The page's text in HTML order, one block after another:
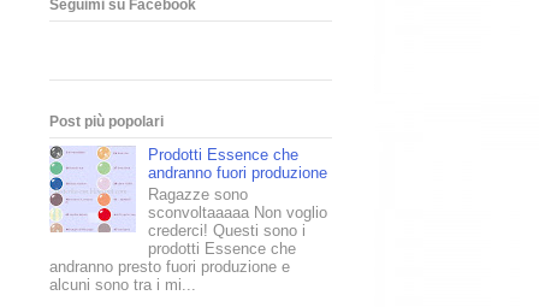
Seguimi su Facebook
Post più popolari
Prodotti Essence che
andranno fuori produzione
Ragazze sono
sconvoltaaaaa Non voglio
crederci! Questi sono i
prodotti Essence che
andranno presto fuori produzione e
alcuni sono tra i mi...